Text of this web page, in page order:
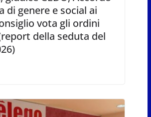
di genere e social ai
vota gli ordini
della seduta del